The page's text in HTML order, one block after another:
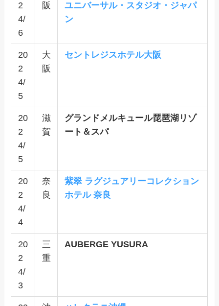
2
4/
6
阪
ユニバーサル・スタジオ・ジャパ
ン
20
2
4/
5
大
阪
セントレジスホテル大阪
20
2
4/
5
滋
賀
グランドメルキュール琵琶湖リゾ
ート＆スパ
20
2
4/
4
奈
良
紫翠 ラグジュアリーコレクション
ホテル 奈良
20
2
4/
3
三
重
AUBERGE YUSURA